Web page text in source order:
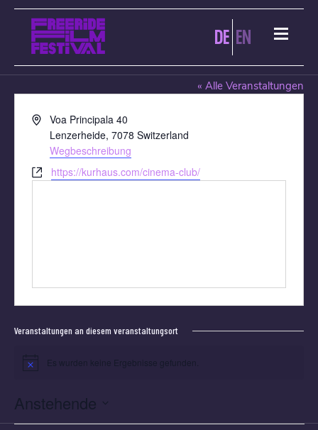
DE EN
KURHAUS CINEMA CLUB
« Alle Veranstaltungen
AdresseVoa Principala 40
Lenzerheide, 7078 Switzerland
Wegbeschreibung
Webseitehttps://kurhaus.com/cinema-club/
Veranstaltungen an diesem veranstaltungsort
HinweisEs wurden keine Ergebnisse gefunden.
Anstehende
Datum